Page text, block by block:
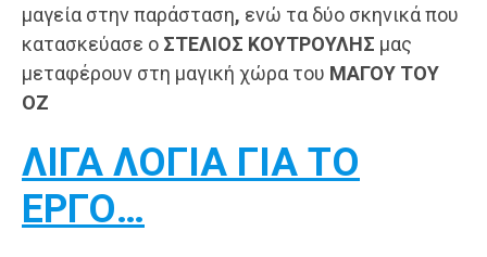
μαγεία στην παράσταση, ενώ τα δύο σκηνικά που
κατασκεύασε ο ΣΤΕΛΙΟΣ ΚΟΥΤΡΟΥΛΗΣ μας
μεταφέρουν στη μαγική χώρα του ΜΑΓΟΥ ΤΟΥ
ΟΖ
ΛΙΓΑ ΛΟΓΙΑ ΓΙΑ ΤΟ
ΕΡΓΟ…